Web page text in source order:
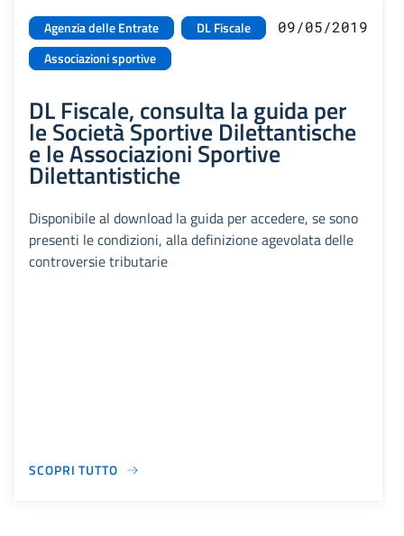
Agenzia delle Entrate
DL Fiscale
Associazioni sportive
09/05/2019
DL Fiscale, consulta la guida per
le Società Sportive Dilettantische
e le Associazioni Sportive
Dilettantistiche
Disponibile al download la guida per accedere, se sono
presenti le condizioni, alla definizione agevolata delle
controversie tributarie
SCOPRI TUTTO